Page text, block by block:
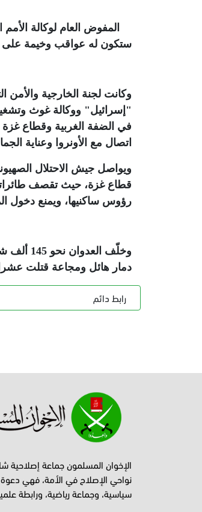
المفوض العام لوكالة
ستكون له عواقب وخيمة على
وكانت لجنة الخارجية والأمن
"إسرائيل" ووكالة غوث وتشغيل
اتصال مع الأونروا وعناية
ويواصل جيش الاحتلال
قطاع غزة، حيث تقصف طائراته
رؤوس ساكنيها، ويمنع دخول
دمار هائل ومجاعة قتلت
رابط دائم
الإخوان المسلمون جماعة إصلاحية
نواحي الإصلاح في الأمة، فهي
سياسية، وجماعة رياضية، ورابطة